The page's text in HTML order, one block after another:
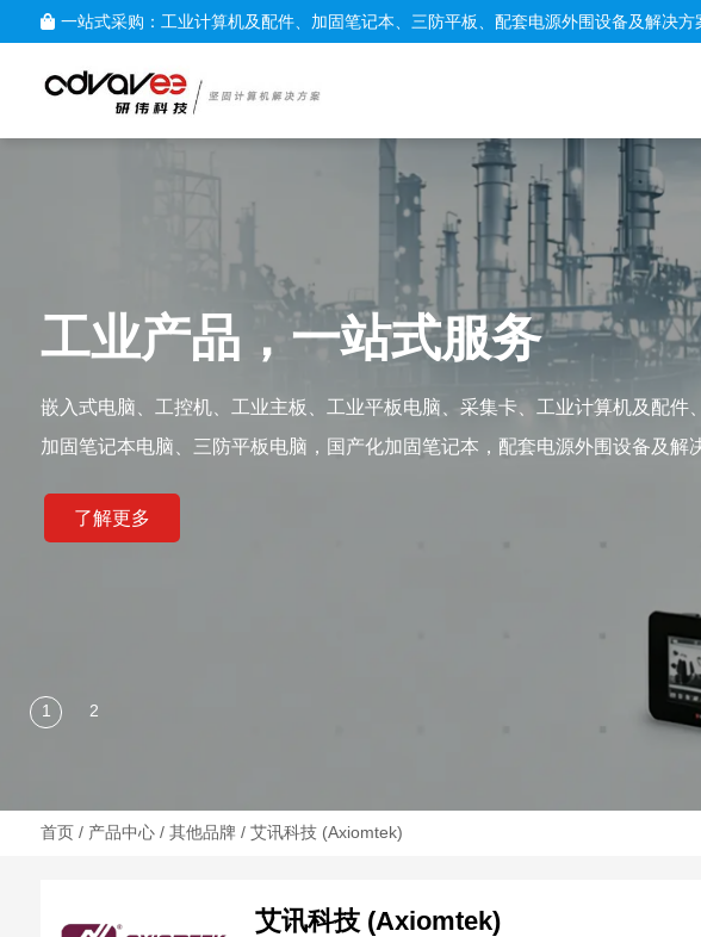
一站式采购：工业计算机及配件、加固笔记本、三防平板、配套电源外围设备及解决方
工业产品，一站式服务
嵌入式电脑、工控机、工业主板、工业平板电脑、采集卡、工业计算机及配件、
加固笔记本电脑、三防平板电脑，国产化加固笔记本，配套电源外围设备及解
了解更多
首页/ 产品中心/ 其他品牌 / 艾讯科技 (Axiomtek)
艾讯科技 (Axiomtek)